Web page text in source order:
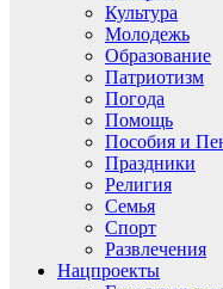
Культура
Молодежь
Образование
Патриотизм
Погода
Помощь
Пособия и
Праздники
Религия
Семья
Спорт
Развлечения
Нацпроекты